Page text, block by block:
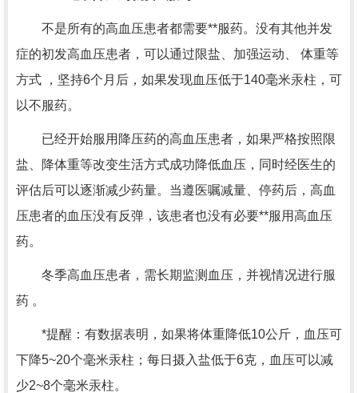
不是所有的高血压患者都需要**服药。没有其他并发
症的初发高血压患者，可以通过限盐、加强运动、 体重等
方式 ，坚持6个月后，如果发现血压低于140毫米汞柱，可
以不服药。
已经开始服用降压药的高血压患者，如果严格按照限
盐、降体重等改变生活方式成功降低血压，同时经医生的
评估后可以逐渐减少药量。当遵医嘱减量、停药后，高血
压患者的血压没有反弹，该患者也没有必要**服用高血压
药。
冬季高血压患者，需长期监测血压，并视情况进行服
药 。
*提醒：有数据表明，如果将体重降低10公斤，血压可
下降5~20个毫米汞柱；每日摄入盐低于6克，血压可以减
少2~8个毫米汞柱。